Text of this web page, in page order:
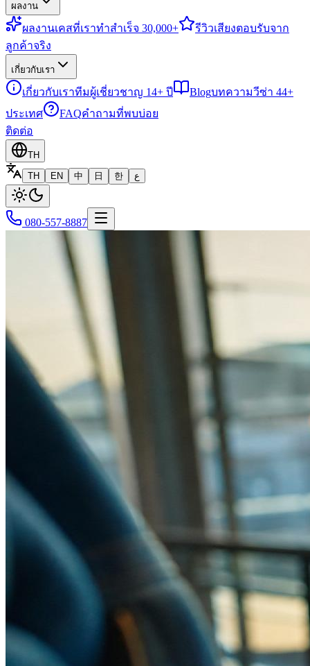
ผลงาน
ผลงานเคสที่เราทำสำเร็จ 30,000+ รีวิวเสียงตอบรับจาก
ลูกค้าจริง
เกี่ยวกับเรา
เกี่ยวกับเราทีมผู้เชี่ยวชาญ 14+ ปี Blogบทความวีซ่า 44+
ประเทศ
FAQคำถามที่พบบ่อย
ติดต่อ
TH
TH
EN 中 日 한 ع
080-557-8887